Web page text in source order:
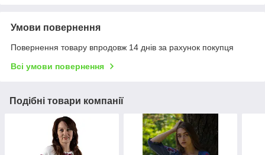
Умови повернення
Повернення товару впродовж 14 днів за рахунок покупця
Всі умови повернення
Подібні товари компанії